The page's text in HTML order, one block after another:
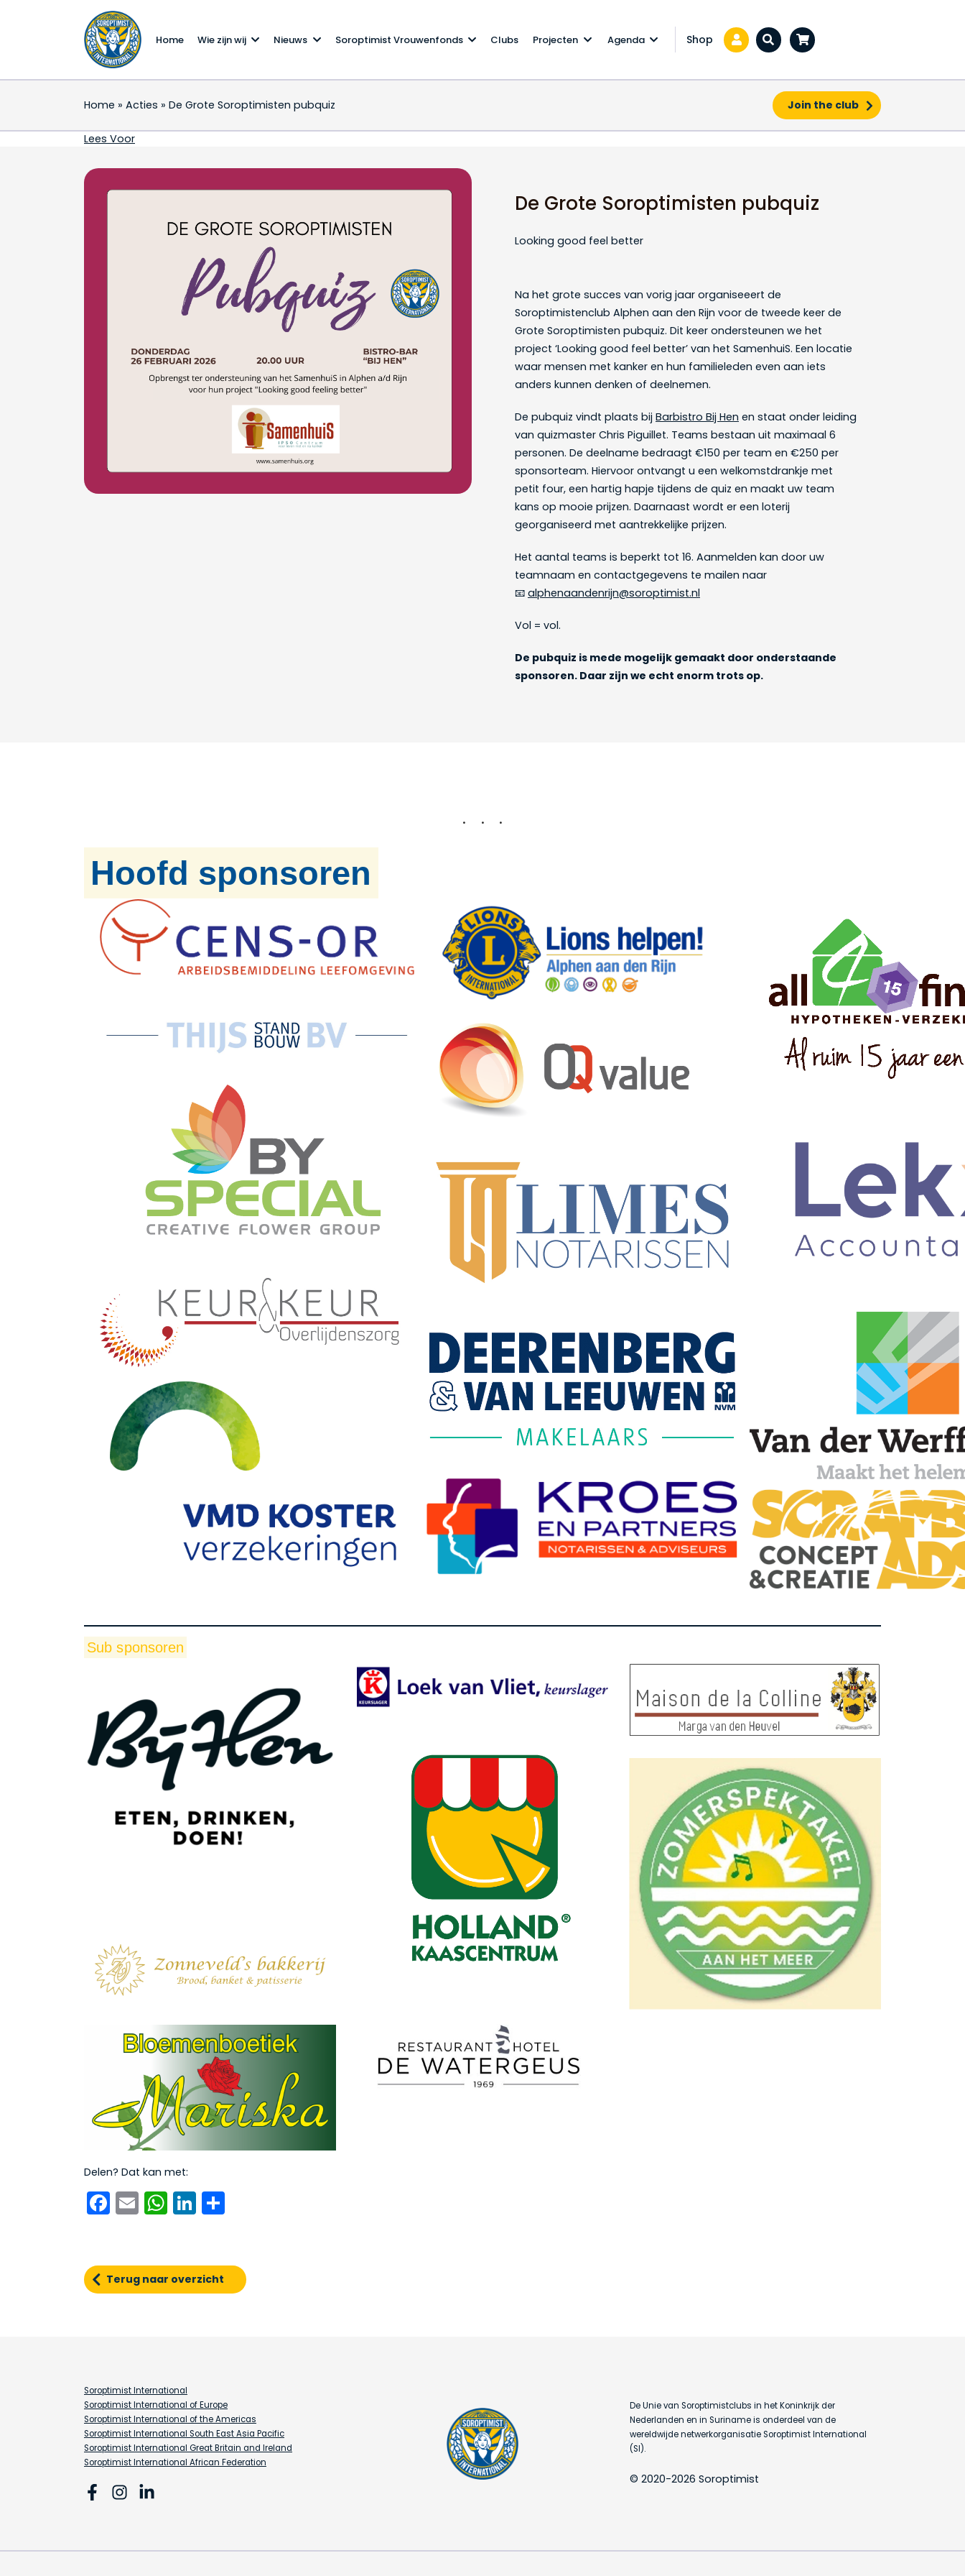
Home Wie zijn wij Nieuws Soroptimist Vrouwenfonds Clubs Projecten Agenda Shop Zoeken...
Home » Acties » De Grote Soroptimisten pubquiz Join the club
De Grote Soroptimisten pubquiz
Lees Voor
De Grote Soroptimisten pubquiz
Looking good feel better
Na het grote succes van vorig jaar organiseeert de
Soroptimistenclub Alphen aan den Rijn voor de tweede keer de
Grote Soroptimisten pubquiz. Dit keer ondersteunen we het
project ‘Looking good feel better’ van het SamenhuiS. Een locatie
waar mensen met kanker en hun familieleden even aan iets
anders kunnen denken of deelnemen.
De pubquiz vindt plaats bij Barbistro Bij Hen en staat onder leiding
van quizmaster Chris Piguillet. Teams bestaan uit maximaal 6
personen. De deelname bedraagt €150 per team en €250 per
sponsorteam. Hiervoor ontvangt u een welkomstdrankje met
petit four, een hartig hapje tijdens de quiz en maakt uw team
kans op mooie prijzen. Daarnaast wordt er een loterij
georganiseerd met aantrekkelijke prijzen.
Het aantal teams is beperkt tot 16. Aanmelden kan door uw
teamnaam en contactgegevens te mailen naar
📧 alphenaandenrijn@soroptimist.nl
Vol = vol.
De pubquiz is mede mogelijk gemaakt door onderstaande
sponsoren. Daar zijn we echt enorm trots op.
Hoofd sponsoren
Sub sponsoren
Delen? Dat kan met:
Facebook
EmailWhatsApp
LinkedIn
Terug naar overzicht
Soroptimist International
Soroptimist International of Europe
Soroptimist International of the Americas
Soroptimist International South East Asia Pacific
Soroptimist International Great Britain and Ireland
Soroptimist International African Federation
De Unie van Soroptimistclubs in het Koninkrijk der
Nederlanden en in Suriname is onderdeel van de
wereldwijde netwerkorganisatie Soroptimist International
(SI).
© 2020-2026 Soroptimist